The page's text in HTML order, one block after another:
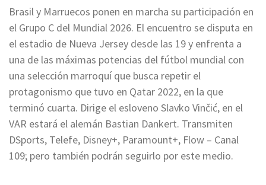
Brasil y Marruecos ponen en marcha su participación en
el Grupo C del Mundial 2026. El encuentro se disputa en
el estadio de Nueva Jersey desde las 19 y enfrenta a
una de las máximas potencias del fútbol mundial con
una selección marroquí que busca repetir el
protagonismo que tuvo en Qatar 2022, en la que
terminó cuarta. Dirige el esloveno Slavko Vinčić, en el
VAR estará el alemán Bastian Dankert. Transmiten
DSports, Telefe, Disney+, Paramount+, Flow – Canal
109; pero también podrán seguirlo por este medio.